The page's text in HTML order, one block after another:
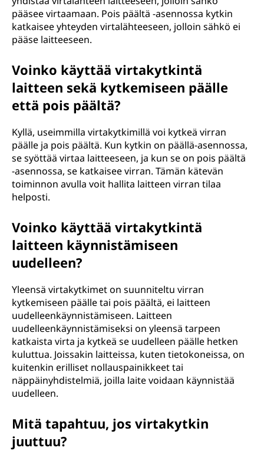
pääsee virtaamaan. Pois päältä -asennossa kytkin
katkaisee yhteyden virtalähteeseen, jolloin sähkö ei
pääse laitteeseen.
Voinko käyttää virtakytkintä
laitteen sekä kytkemiseen päälle
että pois päältä?
Kyllä, useimmilla virtakytkimillä voi kytkeä virran
päälle ja pois päältä. Kun kytkin on päällä-asennossa,
se syöttää virtaa laitteeseen, ja kun se on pois päältä
-asennossa, se katkaisee virran. Tämän kätevän
toiminnon avulla voit hallita laitteen virran tilaa
helposti.
Voinko käyttää virtakytkintä
laitteen käynnistämiseen
uudelleen?
Yleensä virtakytkimet on suunniteltu virran
kytkemiseen päälle tai pois päältä, ei laitteen
uudelleenkäynnistämiseen. Laitteen
uudelleenkäynnistämiseksi on yleensä tarpeen
katkaista virta ja kytkeä se uudelleen päälle hetken
kuluttua. Joissakin laitteissa, kuten tietokoneissa, on
kuitenkin erilliset nollauspainikkeet tai
näppäinyhdistelmiä, joilla laite voidaan käynnistää
uudelleen.
Mitä tapahtuu, jos virtakytkin
juuttuu?